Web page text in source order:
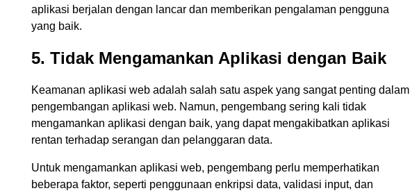
aplikasi berjalan dengan lancar dan memberikan pengalaman pengguna
yang baik.
5. Tidak Mengamankan Aplikasi dengan Baik
Keamanan aplikasi web adalah salah satu aspek yang sangat penting dalam
pengembangan aplikasi web. Namun, pengembang sering kali tidak
mengamankan aplikasi dengan baik, yang dapat mengakibatkan aplikasi
rentan terhadap serangan dan pelanggaran data.
Untuk mengamankan aplikasi web, pengembang perlu memperhatikan
beberapa faktor, seperti penggunaan enkripsi data, validasi input, dan